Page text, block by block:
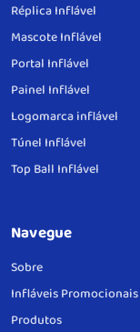
Réplica Inflável
Mascote Inflável
Portal Inflável
Painel Inflável
Logomarca inflável
Túnel Inflável
Top Ball Inflável
Navegue
Sobre
Infláveis Promocionais
Produtos